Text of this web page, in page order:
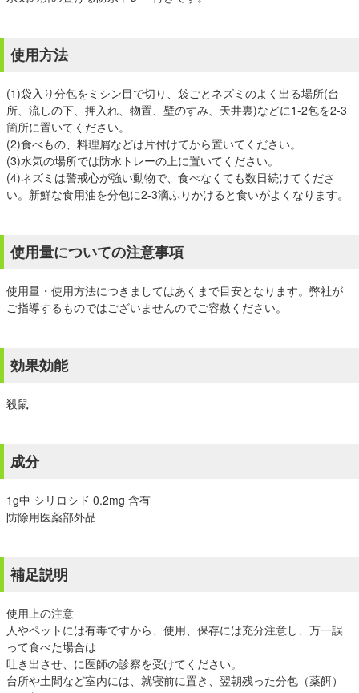
使用方法
(1)袋入り分包をミシン目で切り、袋ごとネズミのよく出る場所(台
所、流しの下、押入れ、物置、壁のすみ、天井裏)などに1-2包を2-3
箇所に置いてください。
(2)食べもの、料理屑などは片付けてから置いてください。
(3)水気の場所では防水トレーの上に置いてください。
(4)ネズミは警戒心が強い動物で、食べなくても数日続けてくださ
い。新鮮な食用油を分包に2-3滴ふりかけると食いがよくなります。
使用量についての注意事項
使用量・使用方法につきましてはあくまで目安となります。弊社が
ご指導するものではございませんのでご容赦ください。
効果効能
殺鼠
成分
1g中 シリロシド 0.2mg 含有
防除用医薬部外品
補足説明
使用上の注意
人やペットには有毒ですから、使用、保存には充分注意し、万一誤
って食べた場合は
吐き出させ、に医師の診察を受けてください。
台所や土間など室内には、就寝前に置き、翌朝残った分包（薬餌）